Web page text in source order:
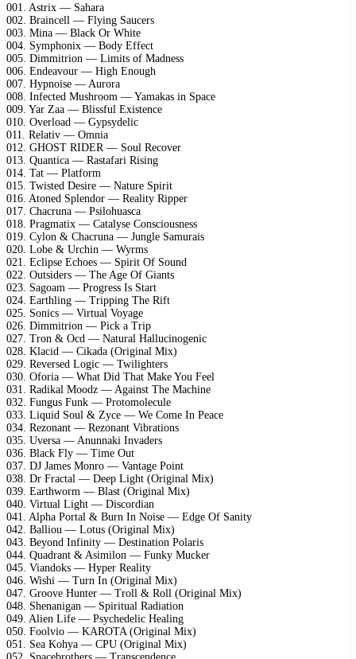
001. Astrix — Sahara
002. Braincell — Flying Saucers
003. Mina — Black Or White
004. Symphonix — Body Effect
005. Dimmitrion — Limits of Madness
006. Endeavour — High Enough
007. Hypnoise — Aurora
008. Infected Mushroom — Yamakas in Space
009. Yar Zaa — Blissful Existence
010. Overload — Gypsydelic
011. Relativ — Omnia
012. GHOST RIDER — Soul Recover
013. Quantica — Rastafari Rising
014. Tat — Platform
015. Twisted Desire — Nature Spirit
016. Atoned Splendor — Reality Ripper
017. Chacruna — Psilohuasca
018. Pragmatix — Catalyse Consciousness
019. Cylon & Chacruna — Jungle Samurais
020. Lobe & Urchin — Wyrms
021. Eclipse Echoes — Spirit Of Sound
022. Outsiders — The Age Of Giants
023. Sagoam — Progress Is Start
024. Earthling — Tripping The Rift
025. Sonics — Virtual Voyage
026. Dimmitrion — Pick a Trip
027. Tron & Ocd — Natural Hallucinogenic
028. Klacid — Cikada (Original Mix)
029. Reversed Logic — Twilighters
030. Oforia — What Did That Make You Feel
031. Radikal Moodz — Against The Machine
032. Fungus Funk — Protomolecule
033. Liquid Soul & Zyce — We Come In Peace
034. Rezonant — Rezonant Vibrations
035. Uversa — Anunnaki Invaders
036. Black Fly — Time Out
037. DJ James Monro — Vantage Point
038. Dr Fractal — Deep Light (Original Mix)
039. Earthworm — Blast (Original Mix)
040. Virtual Light — Discordian
041. Alpha Portal & Burn In Noise — Edge Of Sanity
042. Balliou — Lotus (Original Mix)
043. Beyond Infinity — Destination Polaris
044. Quadrant & Asimilon — Funky Mucker
045. Viandoks — Hyper Reality
046. Wishi — Turn In (Original Mix)
047. Groove Hunter — Troll & Roll (Original Mix)
048. Shenanigan — Spiritual Radiation
049. Alien Life — Psychedelic Healing
050. Foolvio — KAROTA (Original Mix)
051. Sea Kohya — CPU (Original Mix)